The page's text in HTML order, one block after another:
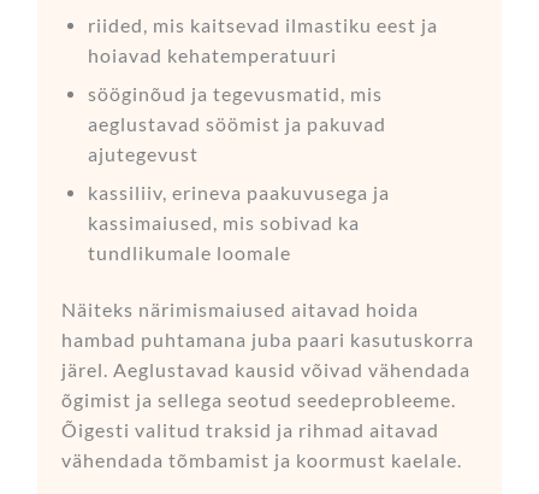
riided, mis kaitsevad ilmastiku eest ja
hoiavad kehatemperatuuri
sööginõud ja tegevusmatid, mis
aeglustavad söömist ja pakuvad
ajutegevust
kassiliiv, erineva paakuvusega ja
kassimaiused, mis sobivad ka
tundlikumale loomale
Näiteks närimismaiused aitavad hoida
hambad puhtamana juba paari kasutuskorra
järel. Aeglustavad kausid võivad vähendada
õgimist ja sellega seotud seedeprobleeme.
Õigesti valitud traksid ja rihmad aitavad
vähendada tõmbamist ja koormust kaelale.